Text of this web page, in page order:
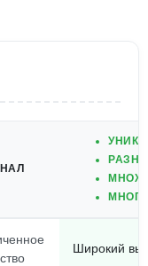
Широкий